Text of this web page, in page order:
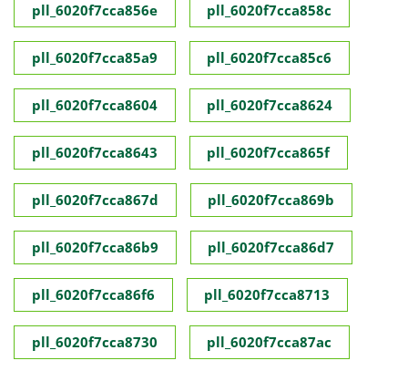
pll_6020f7cca856e pll_6020f7cca858c
pll_6020f7cca85a9 pll_6020f7cca85c6
pll_6020f7cca8604 pll_6020f7cca8624
pll_6020f7cca8643 pll_6020f7cca865f
pll_6020f7cca867d pll_6020f7cca869b
pll_6020f7cca86b9 pll_6020f7cca86d7
pll_6020f7cca86f6 pll_6020f7cca8713
pll_6020f7cca8730 pll_6020f7cca87ac